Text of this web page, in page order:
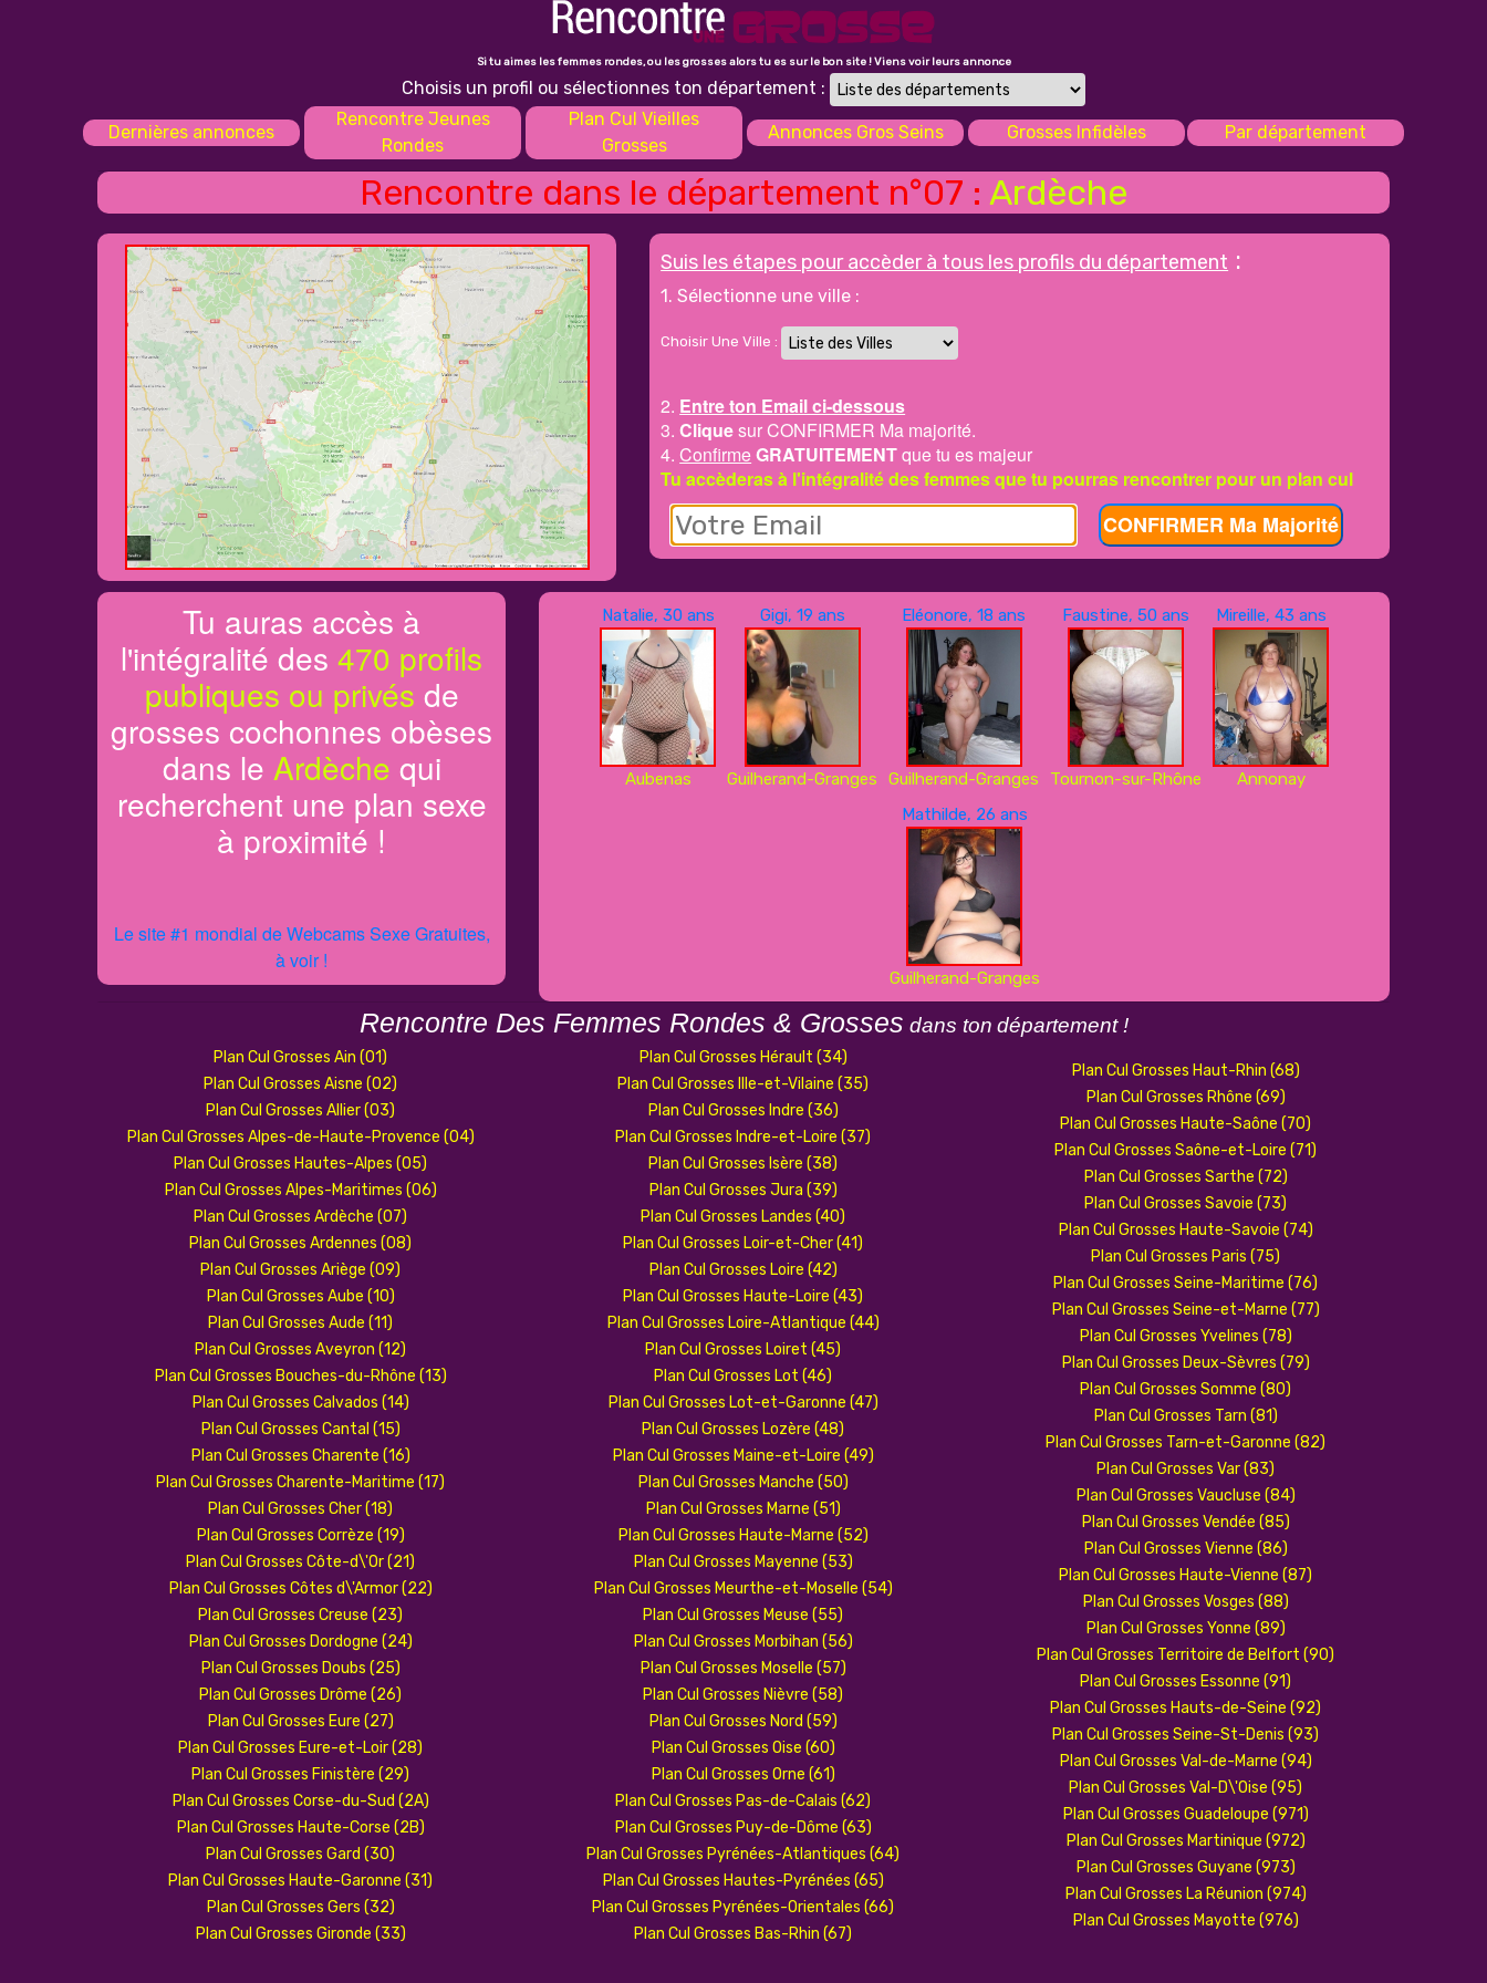
Si tu aimes les femmes rondes, ou les grosses alors tu es sur le bon site ! Viens voir leurs annonce
Choisis un profil ou sélectionnes ton département :
Dernières annonces
Rencontre Jeunes
Rondes
Plan Cul Vieilles
Grosses
Annonces Gros Seins Grosses Infidèles Par département
Rencontre dans le département n°07 : Ardèche
Suis les étapes pour accèder à tous les profils du département :
1. Sélectionne une ville :
Choisir Une Ville :
2. Entre ton Email ci-dessous
3.Cliquesur CONFIRMER Ma majorité.
4.ConfirmeGRATUITEMENTque tu es majeur
Tu accèderas à l'intégralité des femmes que tu pourras rencontrer pour un plan cul
CONFIRMER Ma Majorité
Tu auras accès à
l'intégralité des470 profils
publiques ou privés de
grosses cochonnes obèses
dans le Ardèche qui
recherchent une plan sexe
à proximité !
Le site #1 mondial de Webcams Sexe Gratuites,
à voir !
Natalie, 30 ans
Aubenas
Gigi, 19 ans
Guilherand-Granges
Eléonore, 18 ans
Guilherand-Granges
Faustine, 50 ans
Tournon-sur-Rhône
Mireille, 43 ans
Annonay
Mathilde, 26 ans
Guilherand-Granges
Rencontre Des Femmes Rondes & Grosses dans ton département !
Plan Cul Grosses Ain (01)
Plan Cul Grosses Aisne (02)
Plan Cul Grosses Allier (03)
Plan Cul Grosses Alpes-de-Haute-Provence (04)
Plan Cul Grosses Hautes-Alpes (05)
Plan Cul Grosses Alpes-Maritimes (06)
Plan Cul Grosses Ardèche (07)
Plan Cul Grosses Ardennes (08)
Plan Cul Grosses Ariège (09)
Plan Cul Grosses Aube (10)
Plan Cul Grosses Aude (11)
Plan Cul Grosses Aveyron (12)
Plan Cul Grosses Bouches-du-Rhône (13)
Plan Cul Grosses Calvados (14)
Plan Cul Grosses Cantal (15)
Plan Cul Grosses Charente (16)
Plan Cul Grosses Charente-Maritime (17)
Plan Cul Grosses Cher (18)
Plan Cul Grosses Corrèze (19)
Plan Cul Grosses Côte-d\'Or (21)
Plan Cul Grosses Côtes d\'Armor (22)
Plan Cul Grosses Creuse (23)
Plan Cul Grosses Dordogne (24)
Plan Cul Grosses Doubs (25)
Plan Cul Grosses Drôme (26)
Plan Cul Grosses Eure (27)
Plan Cul Grosses Eure-et-Loir (28)
Plan Cul Grosses Finistère (29)
Plan Cul Grosses Corse-du-Sud (2A)
Plan Cul Grosses Haute-Corse (2B)
Plan Cul Grosses Gard (30)
Plan Cul Grosses Haute-Garonne (31)
Plan Cul Grosses Gers (32)
Plan Cul Grosses Gironde (33)
Plan Cul Grosses Hérault (34)
Plan Cul Grosses Ille-et-Vilaine (35)
Plan Cul Grosses Indre (36)
Plan Cul Grosses Indre-et-Loire (37)
Plan Cul Grosses Isère (38)
Plan Cul Grosses Jura (39)
Plan Cul Grosses Landes (40)
Plan Cul Grosses Loir-et-Cher (41)
Plan Cul Grosses Loire (42)
Plan Cul Grosses Haute-Loire (43)
Plan Cul Grosses Loire-Atlantique (44)
Plan Cul Grosses Loiret (45)
Plan Cul Grosses Lot (46)
Plan Cul Grosses Lot-et-Garonne (47)
Plan Cul Grosses Lozère (48)
Plan Cul Grosses Maine-et-Loire (49)
Plan Cul Grosses Manche (50)
Plan Cul Grosses Marne (51)
Plan Cul Grosses Haute-Marne (52)
Plan Cul Grosses Mayenne (53)
Plan Cul Grosses Meurthe-et-Moselle (54)
Plan Cul Grosses Meuse (55)
Plan Cul Grosses Morbihan (56)
Plan Cul Grosses Moselle (57)
Plan Cul Grosses Nièvre (58)
Plan Cul Grosses Nord (59)
Plan Cul Grosses Oise (60)
Plan Cul Grosses Orne (61)
Plan Cul Grosses Pas-de-Calais (62)
Plan Cul Grosses Puy-de-Dôme (63)
Plan Cul Grosses Pyrénées-Atlantiques (64)
Plan Cul Grosses Hautes-Pyrénées (65)
Plan Cul Grosses Pyrénées-Orientales (66)
Plan Cul Grosses Bas-Rhin (67)
Plan Cul Grosses Haut-Rhin (68)
Plan Cul Grosses Rhône (69)
Plan Cul Grosses Haute-Saône (70)
Plan Cul Grosses Saône-et-Loire (71)
Plan Cul Grosses Sarthe (72)
Plan Cul Grosses Savoie (73)
Plan Cul Grosses Haute-Savoie (74)
Plan Cul Grosses Paris (75)
Plan Cul Grosses Seine-Maritime (76)
Plan Cul Grosses Seine-et-Marne (77)
Plan Cul Grosses Yvelines (78)
Plan Cul Grosses Deux-Sèvres (79)
Plan Cul Grosses Somme (80)
Plan Cul Grosses Tarn (81)
Plan Cul Grosses Tarn-et-Garonne (82)
Plan Cul Grosses Var (83)
Plan Cul Grosses Vaucluse (84)
Plan Cul Grosses Vendée (85)
Plan Cul Grosses Vienne (86)
Plan Cul Grosses Haute-Vienne (87)
Plan Cul Grosses Vosges (88)
Plan Cul Grosses Yonne (89)
Plan Cul Grosses Territoire de Belfort (90)
Plan Cul Grosses Essonne (91)
Plan Cul Grosses Hauts-de-Seine (92)
Plan Cul Grosses Seine-St-Denis (93)
Plan Cul Grosses Val-de-Marne (94)
Plan Cul Grosses Val-D\'Oise (95)
Plan Cul Grosses Guadeloupe (971)
Plan Cul Grosses Martinique (972)
Plan Cul Grosses Guyane (973)
Plan Cul Grosses La Réunion (974)
Plan Cul Grosses Mayotte (976)